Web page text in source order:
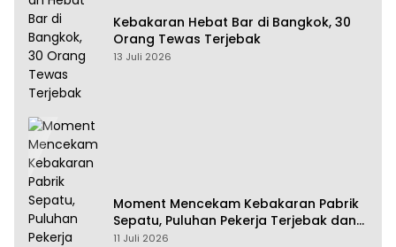
Kebakaran Hebat Bar di Bangkok, 30
Orang Tewas Terjebak
13 Juli 2026
Moment Mencekam Kebakaran Pabrik
Sepatu, Puluhan Pekerja Terjebak dan
28 Orang Tewas
11 Juli 2026